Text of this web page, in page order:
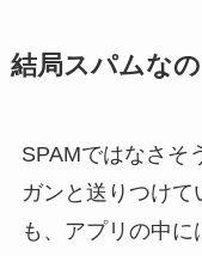
結局スパムなの
SPAMではなさそ
ガンと送りつけ
も、アプリの中